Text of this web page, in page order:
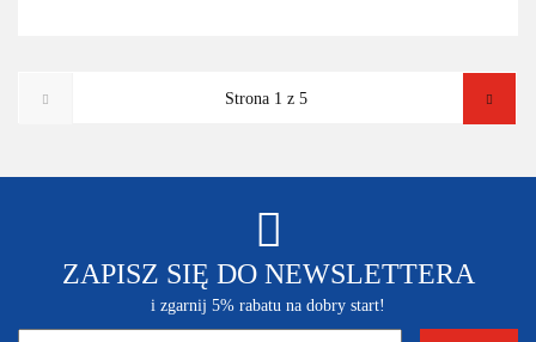
ZAPISZ SIĘ DO NEWSLETTERA
i zgarnij 5% rabatu na dobry start!